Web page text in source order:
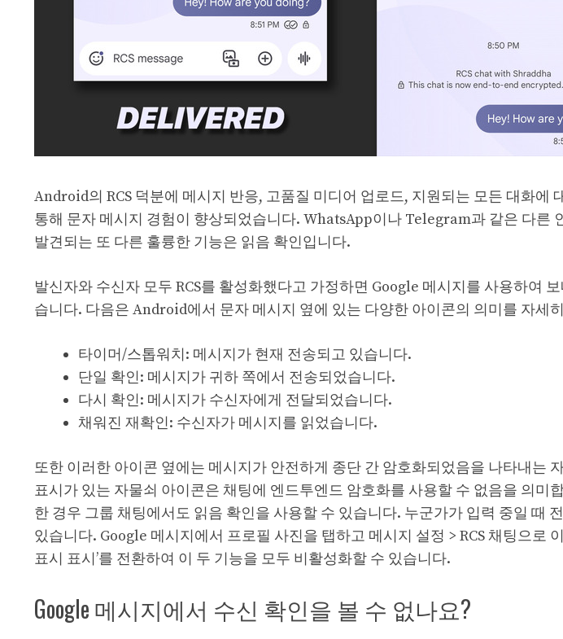
Android의 RCS 덕분에 메시지 반응, 고품질 미디어 업로드, 지원되는 모든 대화에
통해 문자 메시지 경험이 향상되었습니다. WhatsApp이나 Telegram과 같은 다른
발견되는 또 다른 훌륭한 기능은 읽음 확인입니다.
발신자와 수신자 모두 RCS를 활성화했다고 가정하면 Google 메시지를 사용하여
습니다. 다음은 Android에서 문자 메시지 옆에 있는 다양한 아이콘의 의미를 자세
타이머/스톱워치: 메시지가 현재 전송되고 있습니다.
단일 확인: 메시지가 귀하 쪽에서 전송되었습니다.
다시 확인: 메시지가 수신자에게 전달되었습니다.
채워진 재확인: 수신자가 메시지를 읽었습니다.
또한 이러한 아이콘 옆에는 메시지가 안전하게 종단 간 암호화되었음을 나타내는
표시가 있는 자물쇠 아이콘은 채팅에 엔드투엔드 암호화를 사용할 수 없음을 의미
한 경우 그룹 채팅에서도 읽음 확인을 사용할 수 있습니다. 누군가가 입력 중일 때
있습니다. Google 메시지에서 프로필 사진을 탭하고 메시지 설정 > RCS 채팅으로 이
표시 표시’를 전환하여 이 두 기능을 모두 비활성화할 수 있습니다.
Google 메시지에서 수신 확인을 볼 수 없나요?